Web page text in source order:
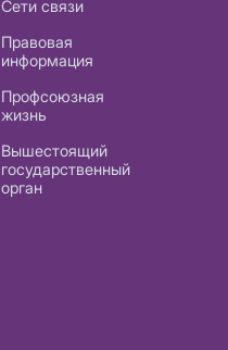
Сети связи
Правовая
информация
Профсоюзная
жизнь
Вышестоящий
государственный
орган